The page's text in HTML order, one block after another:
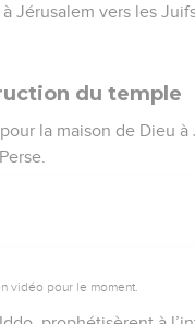
Jérusalem vers les
du temple
la maison de Dieu à
vidéo pour le moment.